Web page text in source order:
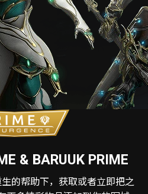
& BARUUK PRIME
的帮助下，获取或者立即把之